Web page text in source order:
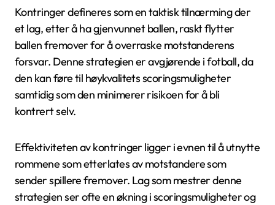
Kontringer defineres som en taktisk tilnærming der
et lag, etter å ha gjenvunnet ballen, raskt flytter
ballen fremover for å overraske motstanderens
forsvar. Denne strategien er avgjørende i fotball, da
den kan føre til høykvalitets scoringsmuligheter
samtidig som den minimerer risikoen for å bli
kontrert selv.
Effektiviteten av kontringer ligger i evnen til å utnytte
rommene som etterlates av motstandere som
sender spillere fremover. Lag som mestrer denne
strategien ser ofte en økning i scoringsmuligheter og